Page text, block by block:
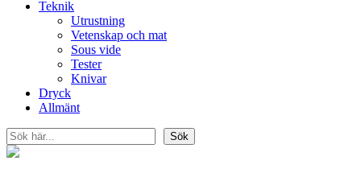
Teknik
Utrustning
Vetenskap och mat
Sous vide
Tester
Knivar
Dryck
Allmänt
Sök
Sök